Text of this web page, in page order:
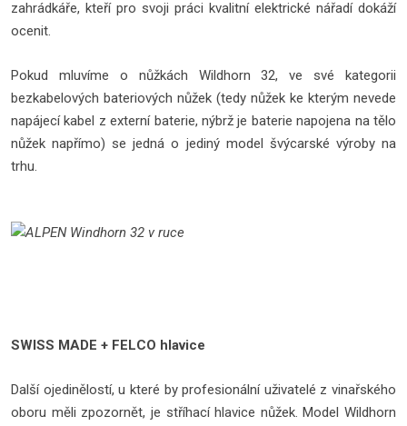
zahrádkáře, kteří pro svoji práci kvalitní elektrické nářadí dokáží
ocenit.
Pokud mluvíme o nůžkách Wildhorn 32, ve své kategorii
bezkabelových bateriových nůžek (tedy nůžek ke kterým nevede
napájecí kabel z externí baterie, nýbrž je baterie napojena na tělo
nůžek napřímo) se jedná o jediný model švýcarské výroby na
trhu.
SWISS MADE + FELCO hlavice
Další ojedinělostí, u které by profesionální uživatelé z vinařského
oboru měli zpozornět, je stříhací hlavice nůžek. Model Wildhorn